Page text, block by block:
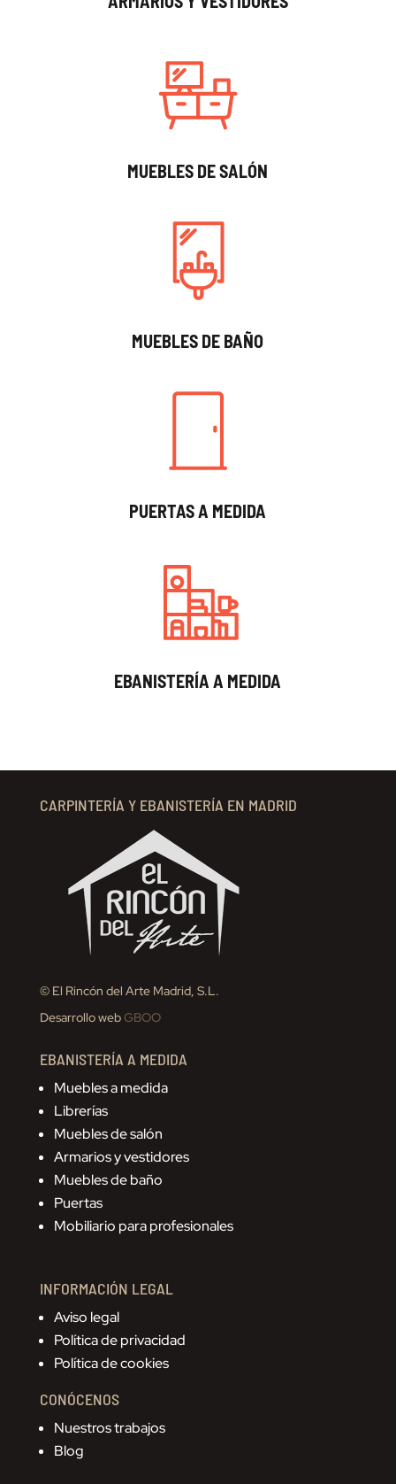
MUEBLES DE SALÓN
MUEBLES DE BAÑO
PUERTAS A MEDIDA
EBANISTERÍA A MEDIDA
CARPINTERÍA Y EBANISTERÍA EN MADRID
© El Rincón del Arte Madrid, S.L.
Desarrollo webGBOO
EBANISTERÍA A MEDIDA
Muebles a medida
Librerías
Muebles de salón
Armarios y vestidores
Muebles de baño
Puertas
Mobiliario para profesionales
INFORMACIÓN LEGAL
Aviso legal
Política de privacidad
Política de cookies
CONÓCENOS
Nuestros trabajos
Blog